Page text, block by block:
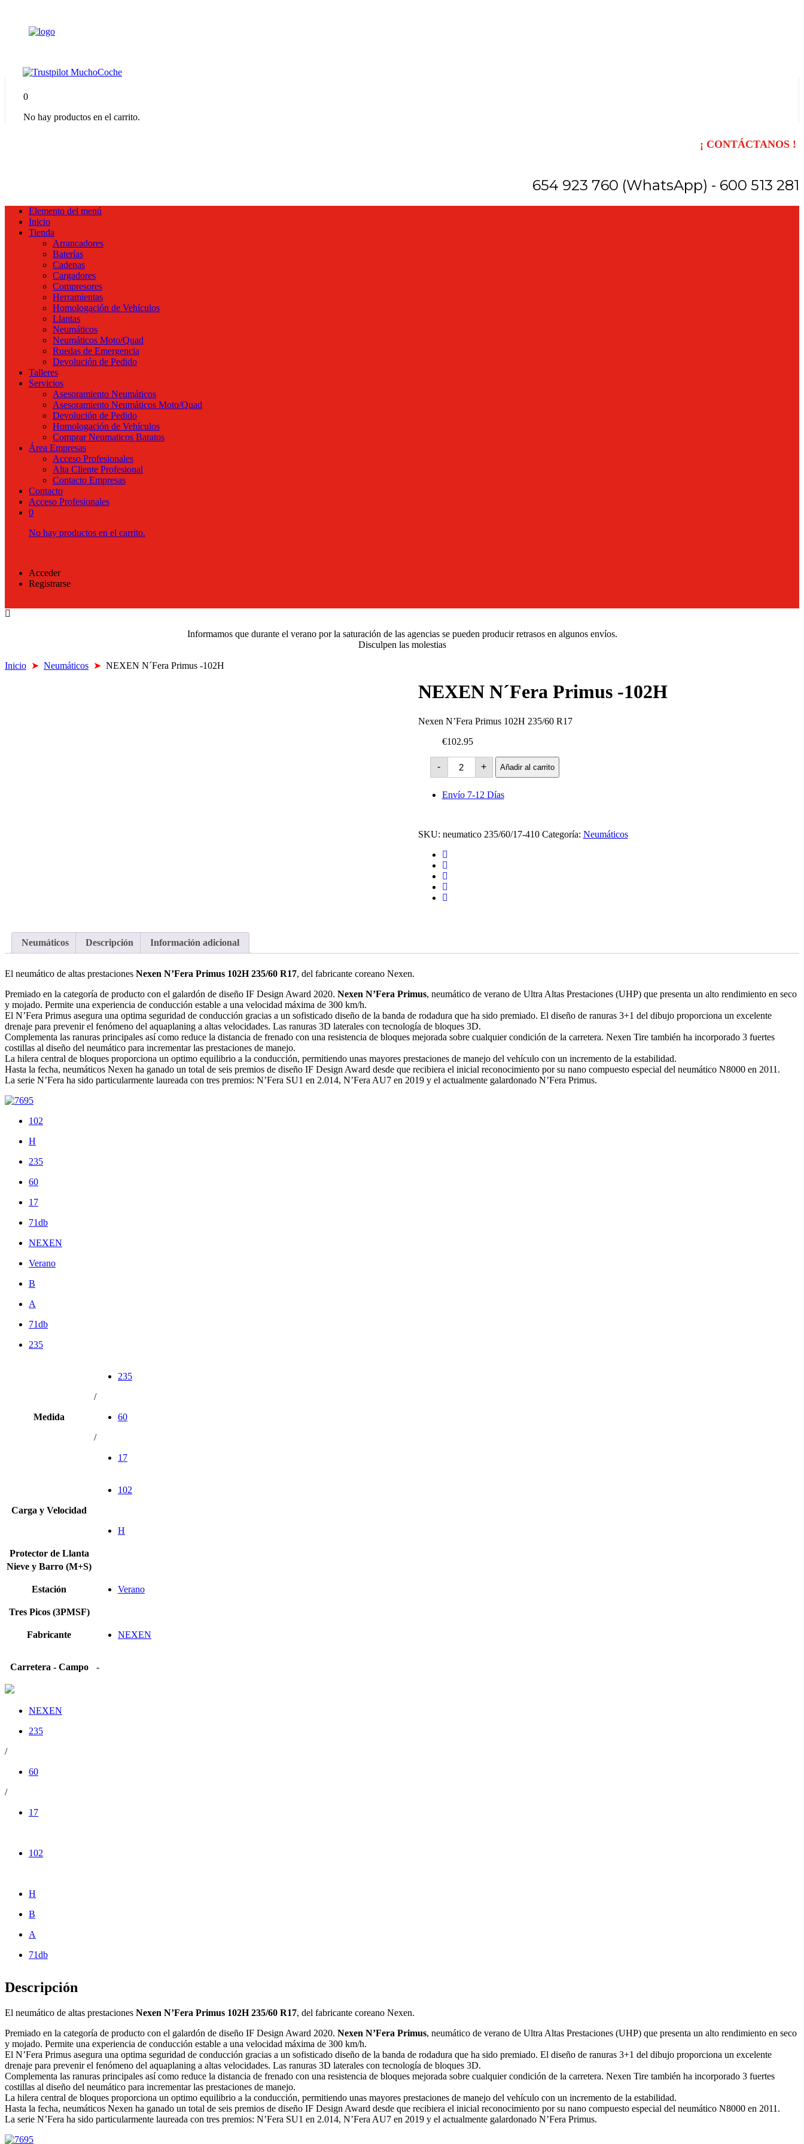
0
No hay productos en el carrito.
¡ CONTÁCTANOS !
654 923 760 (WhatsApp) - 600 513 281
Elemento del menú
Inicio
Tienda
Arrancadores
Baterías
Cadenas
Cargadores
Compresores
Herramientas
Homologación de Vehículos
Llantas
Neumáticos
Neumáticos Moto/Quad
Ruedas de Emergencia
Devolución de Pedido
Talleres
Servicios
Asesoramiento Neumáticos
Asesoramiento Neumáticos Moto/Quad
Devolución de Pedido
Homologación de Vehículos
Comprar Neumaticos Baratos
Área Empresas
Acceso Profesionales
Alta Cliente Profesional
Contacto Empresas
Contacto
Acceso Profesionales
0
No hay productos en el carrito.
Acceder
Registrarse
Informamos que durante el verano por la saturación de las agencias se pueden producir retrasos en algunos envíos.
Disculpen las molestias
Inicio ➤ Neumáticos ➤ NEXEN N´Fera Primus -102H
NEXEN N´Fera Primus -102H
Nexen N’Fera Primus 102H 235/60 R17
€102.95
-
NEXEN
´Fera
Primus
-102H
+ Añadir al carrito
Envío 7-12 Días
SKU: neumatico 235/60/17-410 Categoría: Neumáticos
Neumáticos Descripción Información adicional
El neumático de altas prestaciones Nexen N’Fera Primus 102H 235/60 R17, del fabricante coreano Nexen.
Premiado en la categoría de producto con el galardón de diseño IF Design Award 2020. Nexen N’Fera Primus, neumático de verano de Ultra Altas Prestaciones (UHP) que presenta un alto rendimiento en seco
y mojado. Permite una experiencia de conducción estable a una velocidad máxima de 300 km/h.
El N’Fera Primus asegura una optima seguridad de conducción gracias a un sofisticado diseño de la banda de rodadura que ha sido premiado. El diseño de ranuras 3+1 del dibujo proporciona un excelente
drenaje para prevenir el fenómeno del aquaplaning a altas velocidades. Las ranuras 3D laterales con tecnología de bloques 3D.
Complementa las ranuras principales así como reduce la distancia de frenado con una resistencia de bloques mejorada sobre cualquier condición de la carretera. Nexen Tire también ha incorporado 3 fuertes
costillas al diseño del neumático para incrementar las prestaciones de manejo.
La hilera central de bloques proporciona un optimo equilibrio a la conducción, permitiendo unas mayores prestaciones de manejo del vehículo con un incremento de la estabilidad.
Hasta la fecha, neumáticos Nexen ha ganado un total de seis premios de diseño IF Design Award desde que recibiera el inicial reconocimiento por su nano compuesto especial del neumático N8000 en 2011.
La serie N’Fera ha sido particularmente laureada con tres premios: N’Fera SU1 en 2.014, N’Fera AU7 en 2019 y el actualmente galardonado N’Fera Primus.
102
H
235
60
17
71db
NEXEN
Verano
B
A
71db
235
Medida
235
/
60
/
17
Carga y Velocidad
102
H
Protector de Llanta
Nieve y Barro (M+S)
Estación Verano
Tres Picos (3PMSF)
Fabricante NEXEN
Carretera - Campo -
NEXEN
235
/
60
/
17
102
H
B
A
71db
Descripción
El neumático de altas prestaciones Nexen N’Fera Primus 102H 235/60 R17, del fabricante coreano Nexen.
Premiado en la categoría de producto con el galardón de diseño IF Design Award 2020. Nexen N’Fera Primus, neumático de verano de Ultra Altas Prestaciones (UHP) que presenta un alto rendimiento en seco
y mojado. Permite una experiencia de conducción estable a una velocidad máxima de 300 km/h.
El N’Fera Primus asegura una optima seguridad de conducción gracias a un sofisticado diseño de la banda de rodadura que ha sido premiado. El diseño de ranuras 3+1 del dibujo proporciona un excelente
drenaje para prevenir el fenómeno del aquaplaning a altas velocidades. Las ranuras 3D laterales con tecnología de bloques 3D.
Complementa las ranuras principales así como reduce la distancia de frenado con una resistencia de bloques mejorada sobre cualquier condición de la carretera. Nexen Tire también ha incorporado 3 fuertes
costillas al diseño del neumático para incrementar las prestaciones de manejo.
La hilera central de bloques proporciona un optimo equilibrio a la conducción, permitiendo unas mayores prestaciones de manejo del vehículo con un incremento de la estabilidad.
Hasta la fecha, neumáticos Nexen ha ganado un total de seis premios de diseño IF Design Award desde que recibiera el inicial reconocimiento por su nano compuesto especial del neumático N8000 en 2011.
La serie N’Fera ha sido particularmente laureada con tres premios: N’Fera SU1 en 2.014, N’Fera AU7 en 2019 y el actualmente galardonado N’Fera Primus.